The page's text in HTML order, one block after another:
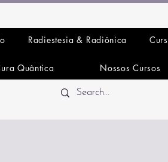
Radiestesia & Radiônica
Quântica Nossos Cursos